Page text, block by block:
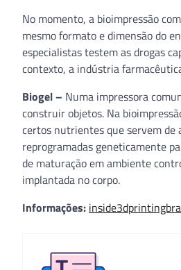
No momento, a bioimpressão
mesmo formato e dimensão do
especialistas testem as drogas
contexto, a indústria
Biogel – Numa impressora
construir objetos. Na
certos nutrientes que servem de
reprogramadas geneticamente
de maturação em ambiente
implantada no corpo.
Informações: